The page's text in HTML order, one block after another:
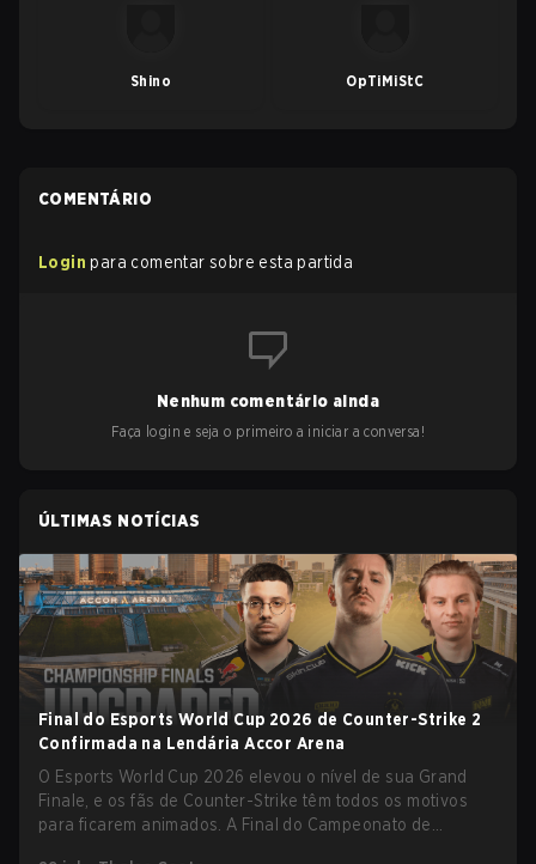
Shino OpTiMiStC
COMENTÁRIO
Login para comentar sobre esta partida
Nenhum comentário ainda
Faça login e seja o primeiro a iniciar a conversa!
ÚLTIMAS NOTÍCIAS
Final do Esports World Cup 2026 de Counter-Strike 2
Confirmada na Lendária Accor Arena
O Esports World Cup 2026 elevou o nível de sua Grand
Finale, e os fãs de Counter-Strike têm todos os motivos
para ficarem animados. A Final do Campeonato de